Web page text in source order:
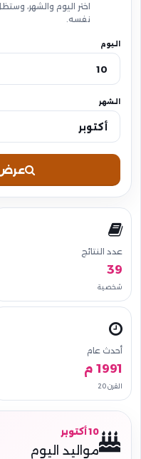
اختر اليوم والشهر،
نفسه.
اليوم
الشهر
عرض
عدد النتائج
39
شخصية
أحدث عام
1991 م
القرن 20
10 أكتوبر
مواليد اليوم